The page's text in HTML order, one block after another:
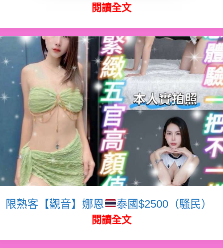
閱讀全文
限熟客【觀音】娜恩 泰國$2500（騷民）
閱讀全文